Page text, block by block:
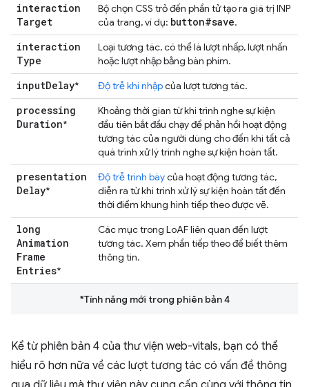
interaction
Target
Bộ chọn CSS trỏ đến phần tử tạo ra giá trị INP
của trang, ví dụ: button#save.
interaction
Type
Loại tương tác, có thể là lượt nhấp, lượt nhấn
hoặc lượt nhập bằng bàn phím.
inputDelay* Độ trễ khi nhậpcủa lượt tương tác.
processing
Duration*
Khoảng thời gian từ khi trình nghe sự kiện
đầu tiên bắt đầu chạy để phản hồi hoạt động
tương tác của người dùng cho đến khi tất cả
quá trình xử lý trình nghe sự kiện hoàn tất.
presentation
Delay*
Độ trễ trình bàycủa hoạt động tương tác,
diễn ra từ khi trình xử lý sự kiện hoàn tất đến
thời điểm khung hình tiếp theo được vẽ.
long
Animation
Frame
Entries*
Các mục trong LoAF liên quan đến lượt
tương tác. Xem phần tiếp theo để biết thêm
thông tin.
*Tính năng mới trong phiên bản 4
Kể từ phiên bản 4 của thư viện web-vitals, bạn có thể
hiểu rõ hơn nữa về các lượt tương tác có vấn đề thông